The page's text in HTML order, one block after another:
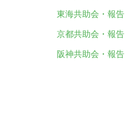
東海共助会・報告
京都共助会・報告
阪神共助会・報告